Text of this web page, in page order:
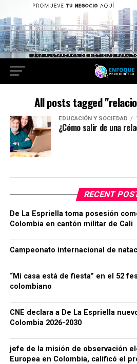
All posts tagged
EDUCACIÓN Y SOCIEDAD
¿Cómo salir de una
RECENT
De La Espriella toma posesión
Colombia en cantón militar de Cali
Campeonato internacional de
“Mi casa está de fiesta” en el 52
colombiano
CNE declara a De La Espriella
Colombia 2026-2030
jefe de la misión de observación
Europea en Colombia, calificó el